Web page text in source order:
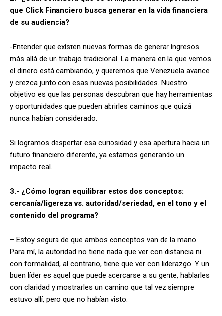
que Click Financiero busca generar en la vida financiera
de su audiencia?
-Entender que existen nuevas formas de generar ingresos
más allá de un trabajo tradicional. La manera en la que vemos
el dinero está cambiando, y queremos que Venezuela avance
y crezca junto con esas nuevas posibilidades. Nuestro
objetivo es que las personas descubran que hay herramientas
y oportunidades que pueden abrirles caminos que quizá
nunca habían considerado.
Si logramos despertar esa curiosidad y esa apertura hacia un
futuro financiero diferente, ya estamos generando un
impacto real.
3.- ¿Cómo logran equilibrar estos dos conceptos:
cercanía/ligereza vs. autoridad/seriedad, en el tono y el
contenido del programa?
– Estoy segura de que ambos conceptos van de la mano.
Para mí, la autoridad no tiene nada que ver con distancia ni
con formalidad, al contrario, tiene que ver con liderazgo. Y un
buen líder es aquel que puede acercarse a su gente, hablarles
con claridad y mostrarles un camino que tal vez siempre
estuvo allí, pero que no habían visto.